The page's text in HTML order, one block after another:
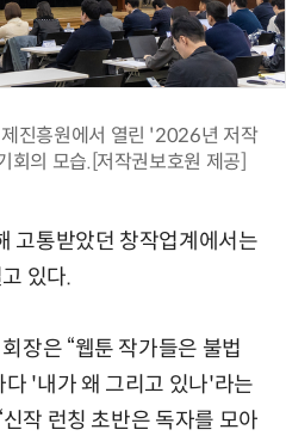
진흥원에서 열린 '2026년 저작
회의 모습.[저작권보호원 제공]
고통받았던 창작업계에서는
있다.
장은 “웹툰 작가들은 불법
'내가 왜 그리고 있나'라는
작 런칭 초반은 독자를 모아